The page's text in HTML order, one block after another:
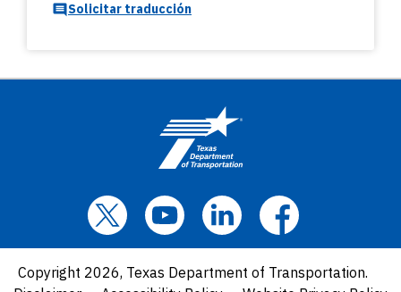
Solicitar traducción
Copyright 2026, Texas Department of Transportation.